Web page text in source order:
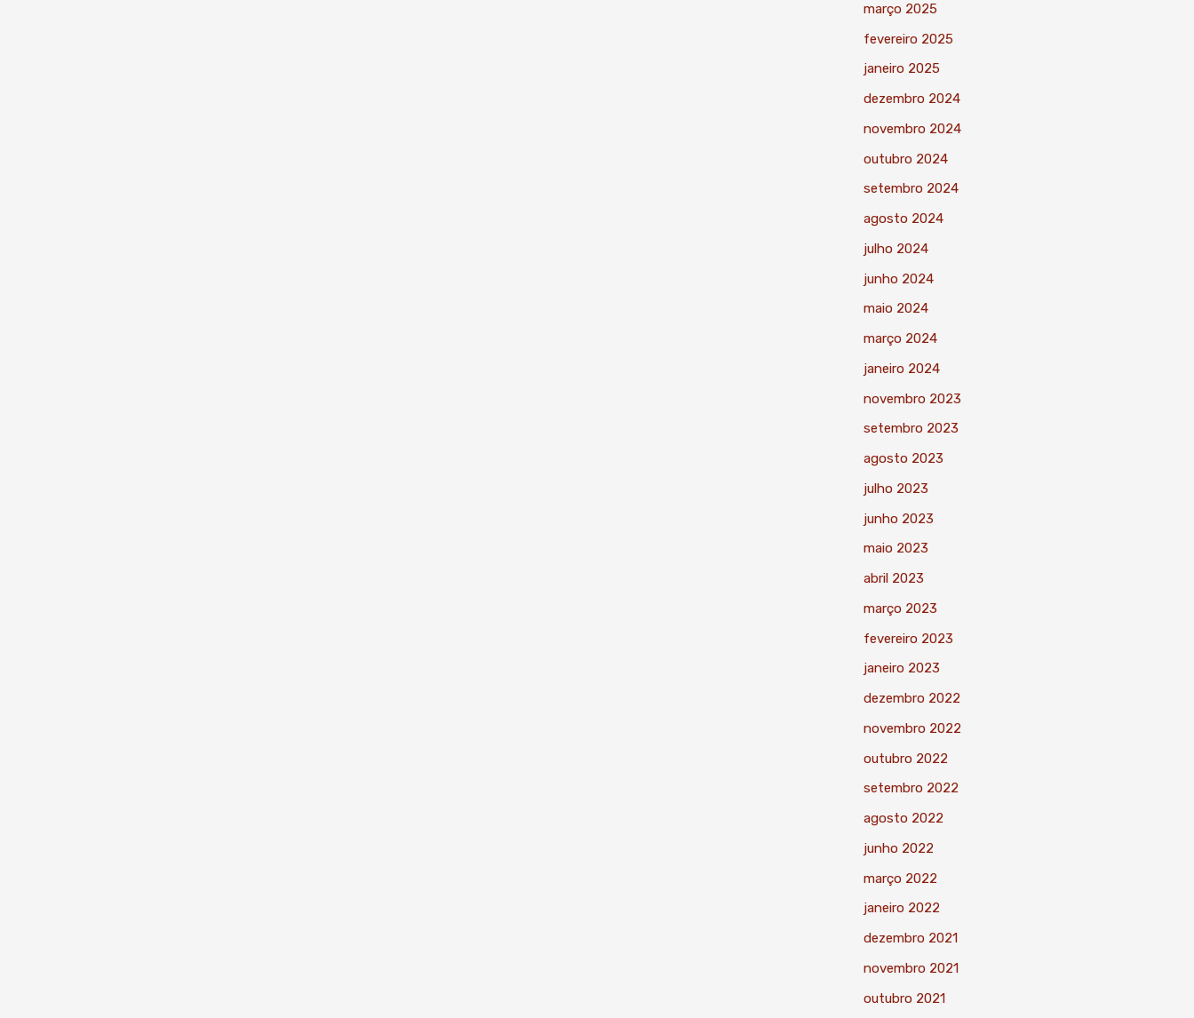
março 2025
fevereiro 2025
janeiro 2025
dezembro 2024
novembro 2024
outubro 2024
setembro 2024
agosto 2024
julho 2024
junho 2024
maio 2024
março 2024
janeiro 2024
novembro 2023
setembro 2023
agosto 2023
julho 2023
junho 2023
maio 2023
abril 2023
março 2023
fevereiro 2023
janeiro 2023
dezembro 2022
novembro 2022
outubro 2022
setembro 2022
agosto 2022
junho 2022
março 2022
janeiro 2022
dezembro 2021
novembro 2021
outubro 2021